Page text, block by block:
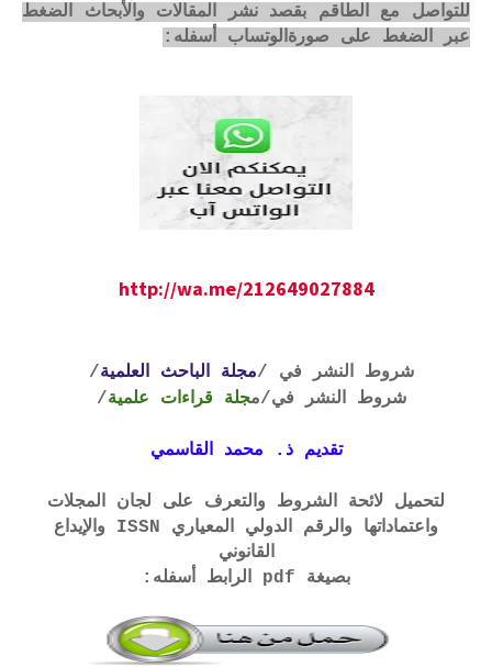
للتواصل مع الطاقم بقصد نشر المقالات والأبحاث الضغط
عبر الضغط على صورةالوتساب أسفله:
http://wa.me/212649027884
شروط النشر في /مجلة الباحث العلمية/
شروط النشر في/مجلة قراءات علمية/
تقديم ذ. محمد القاسمي
لتحميل لائحة الشروط والتعرف على لجان المجلات
واعتماداتها والرقم الدولي المعياري ISSN والإيداع
القانوني
بصيغة pdf الرابط أسفله: